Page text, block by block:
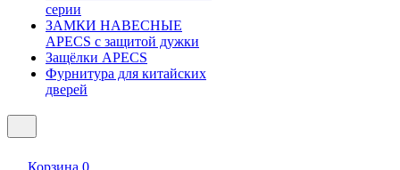
серии
ЗАМКИ НАВЕСНЫЕ
APECS с защитой дужки
Защёлки APECS
Фурнитура для китайских
дверей
Корзина 0